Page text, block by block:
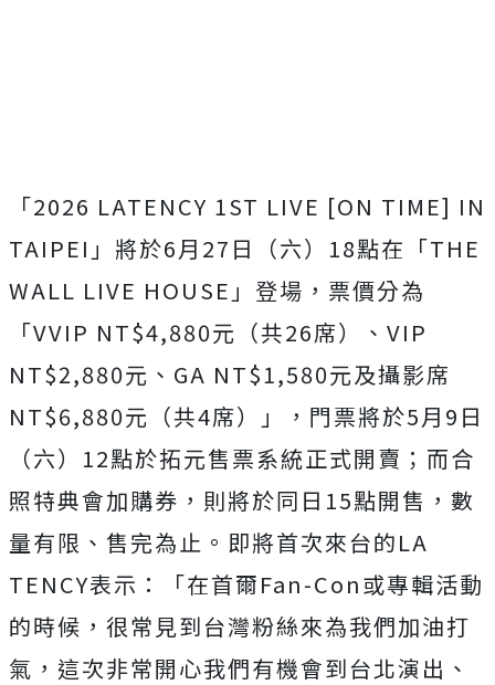
「2026 LATENCY 1ST LIVE [ON TIME] IN
TAIPEI 」將於6月 27 日（六） 18點在「THE
WALL LIVE HOUSE 」登場，票價分為
「VVIP NT$4,880元（共26席）、 VIP
NT$2,880元、 GA NT$1,580元及攝影席
NT$6,880元（共4席）」， 門票將於5月 9 日
（六） 12點於拓元售票系統正式開賣；而合
照特典會加購券， 則將於同日 15點開售，數
量有限、售完為止。即將首次來台的LA
TENCY表示：「在首爾Fan-Con或專輯活動
的時候， 很常見到台灣粉絲來為我們加油打
氣， 這次非常開心我們有機會到台北演出、